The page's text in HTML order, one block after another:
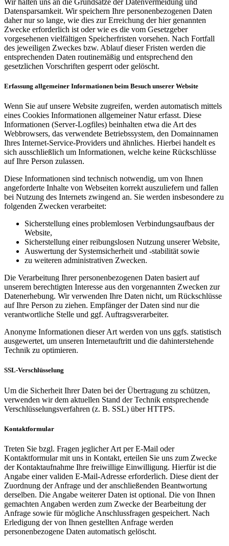
Datensparsamkeit. Wir speichern Ihre personenbezogenen Daten
daher nur so lange, wie dies zur Erreichung der hier genannten
Zwecke erforderlich ist oder wie es die vom Gesetzgeber
vorgesehenen vielfältigen Speicherfristen vorsehen. Nach Fortfall
des jeweiligen Zweckes bzw. Ablauf dieser Fristen werden die
entsprechenden Daten routinemäßig und entsprechend den
gesetzlichen Vorschriften gesperrt oder gelöscht.
Erfassung allgemeiner Informationen beim Besuch unserer Website
Wenn Sie auf unsere Website zugreifen, werden automatisch mittels
eines Cookies Informationen allgemeiner Natur erfasst. Diese
Informationen (Server-Logfiles) beinhalten etwa die Art des
Webbrowsers, das verwendete Betriebssystem, den Domainnamen
Ihres Internet-Service-Providers und ähnliches. Hierbei handelt es
sich ausschließlich um Informationen, welche keine Rückschlüsse
auf Ihre Person zulassen.
Diese Informationen sind technisch notwendig, um von Ihnen
angeforderte Inhalte von Webseiten korrekt auszuliefern und fallen
bei Nutzung des Internets zwingend an. Sie werden insbesondere zu
folgenden Zwecken verarbeitet:
Sicherstellung eines problemlosen Verbindungsaufbaus der
Website,
Sicherstellung einer reibungslosen Nutzung unserer Website,
Auswertung der Systemsicherheit und -stabilität sowie
zu weiteren administrativen Zwecken.
Die Verarbeitung Ihrer personenbezogenen Daten basiert auf
unserem berechtigten Interesse aus den vorgenannten Zwecken zur
Datenerhebung. Wir verwenden Ihre Daten nicht, um Rückschlüsse
auf Ihre Person zu ziehen. Empfänger der Daten sind nur die
verantwortliche Stelle und ggf. Auftragsverarbeiter.
Anonyme Informationen dieser Art werden von uns ggfs. statistisch
ausgewertet, um unseren Internetauftritt und die dahinterstehende
Technik zu optimieren.
SSL-Verschlüsselung
Um die Sicherheit Ihrer Daten bei der Übertragung zu schützen,
verwenden wir dem aktuellen Stand der Technik entsprechende
Verschlüsselungsverfahren (z. B. SSL) über HTTPS.
Kontaktformular
Treten Sie bzgl. Fragen jeglicher Art per E-Mail oder
Kontaktformular mit uns in Kontakt, erteilen Sie uns zum Zwecke
der Kontaktaufnahme Ihre freiwillige Einwilligung. Hierfür ist die
Angabe einer validen E-Mail-Adresse erforderlich. Diese dient der
Zuordnung der Anfrage und der anschließenden Beantwortung
derselben. Die Angabe weiterer Daten ist optional. Die von Ihnen
gemachten Angaben werden zum Zwecke der Bearbeitung der
Anfrage sowie für mögliche Anschlussfragen gespeichert. Nach
Erledigung der von Ihnen gestellten Anfrage werden
personenbezogene Daten automatisch gelöscht.